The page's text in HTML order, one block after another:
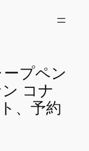
プペン
コナ
、予約